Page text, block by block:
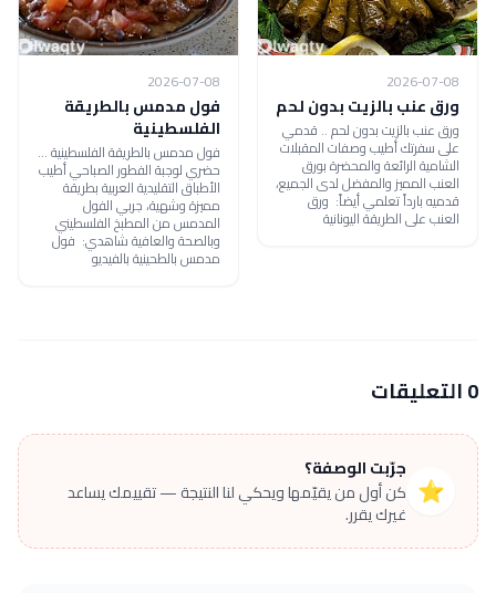
2026-07-08
ورق عنب بالزيت بدون لحم
ورق عنب بالزيت بدون لحم .. قدمي
على سفرتك أطيب وصفات المقبلات
الشامية الرائعة والمحضرة بورق
العنب المميز والمفضل لدى الجميع،
قدميه بارداً تعلمي أيضاً: ورق
العنب على الطريقة اليونانية
2026-07-08
فول مدمس بالطريقة
الفلسطينية
فول مدمس بالطريقة الفلسطينية ...
حضري لوجبة الفطور الصباحي أطيب
الأطباق التقليدية العربية بطريقة
مميزة وشهية، جربي الفول
المدمس من المطبخ الفلسطيني
وبالصحة والعافية شاهدي: فول
مدمس بالطحينية بالفيديو
0 التعليقات
⭐
جرّبت الوصفة؟
كن أول من يقيّمها ويحكي لنا النتيجة — تقييمك يساعد
غيرك يقرر.